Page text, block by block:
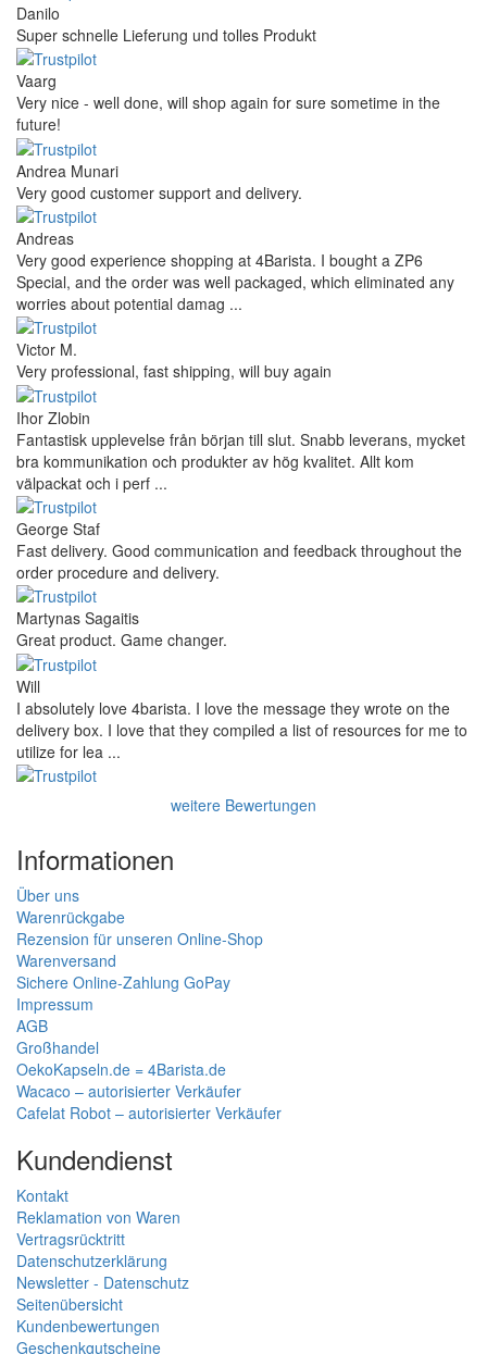
Danilo
Super schnelle Lieferung und tolles Produkt
Vaarg
Very nice - well done, will shop again for sure sometime in the
future!
Andrea Munari
Very good customer support and delivery.
Andreas
Very good experience shopping at 4Barista. I bought a ZP6
Special, and the order was well packaged, which eliminated any
worries about potential damag ...
Victor M.
Very professional, fast shipping, will buy again
Ihor Zlobin
Fantastisk upplevelse från början till slut. Snabb leverans, mycket
bra kommunikation och produkter av hög kvalitet. Allt kom
välpackat och i perf ...
George Staf
Fast delivery. Good communication and feedback throughout the
order procedure and delivery.
Martynas Sagaitis
Great product. Game changer.
Will
I absolutely love 4barista. I love the message they wrote on the
delivery box. I love that they compiled a list of resources for me to
utilize for lea ...
weitere Bewertungen
Informationen
Über uns
Warenrückgabe
Rezension für unseren Online-Shop
Warenversand
Sichere Online-Zahlung GoPay
Impressum
AGB
Großhandel
OekoKapseln.de = 4Barista.de
Wacaco – autorisierter Verkäufer
Cafelat Robot – autorisierter Verkäufer
Kundendienst
Kontakt
Reklamation von Waren
Vertragsrücktritt
Datenschutzerklärung
Newsletter - Datenschutz
Seitenübersicht
Kundenbewertungen
Geschenkgutscheine